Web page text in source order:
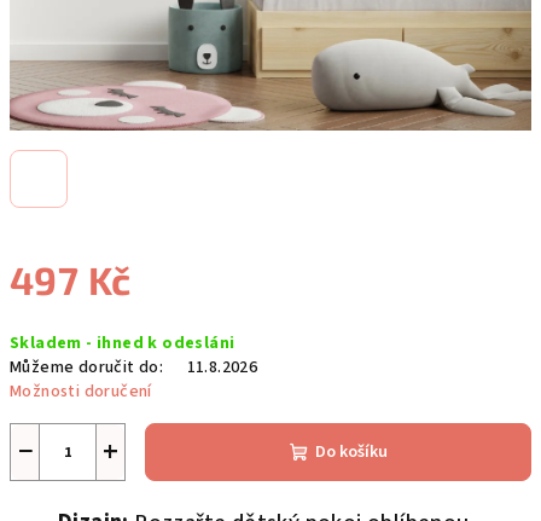
497 Kč
cena:
Skladem - ihned k odesláni
Můžeme doručit do:
11.8.2026
Možnosti doručení
+
− Do košíku